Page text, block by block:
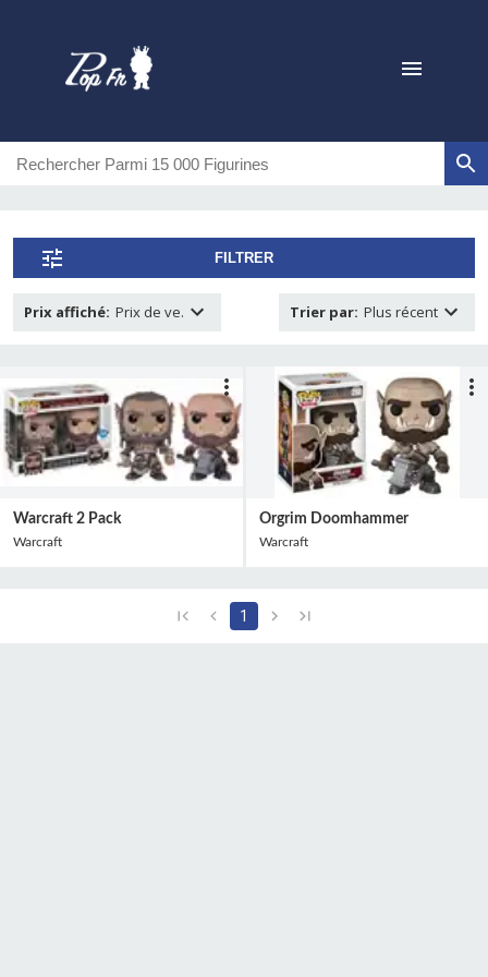
FILTRER
Prix affiché: Prix de ve. Trier par: Plus récent
Warcraft 2 Pack
Warcraft
Orgrim Doomhammer
Warcraft
1